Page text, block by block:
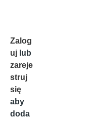
Zalog
uj lub
zareje
struj
się
aby
doda